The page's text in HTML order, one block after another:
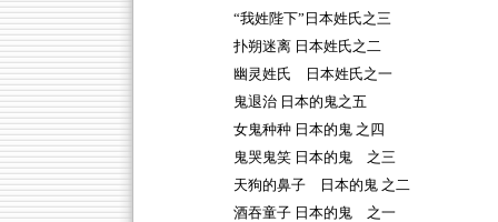
“我姓陛下”日本姓氏之三
扑朔迷离 日本姓氏之二
幽灵姓氏 日本姓氏之一
鬼退治 日本的鬼之五
女鬼种种 日本的鬼 之四
鬼哭鬼笑 日本的鬼 之三
天狗的鼻子 日本的鬼 之二
酒吞童子 日本的鬼 之一